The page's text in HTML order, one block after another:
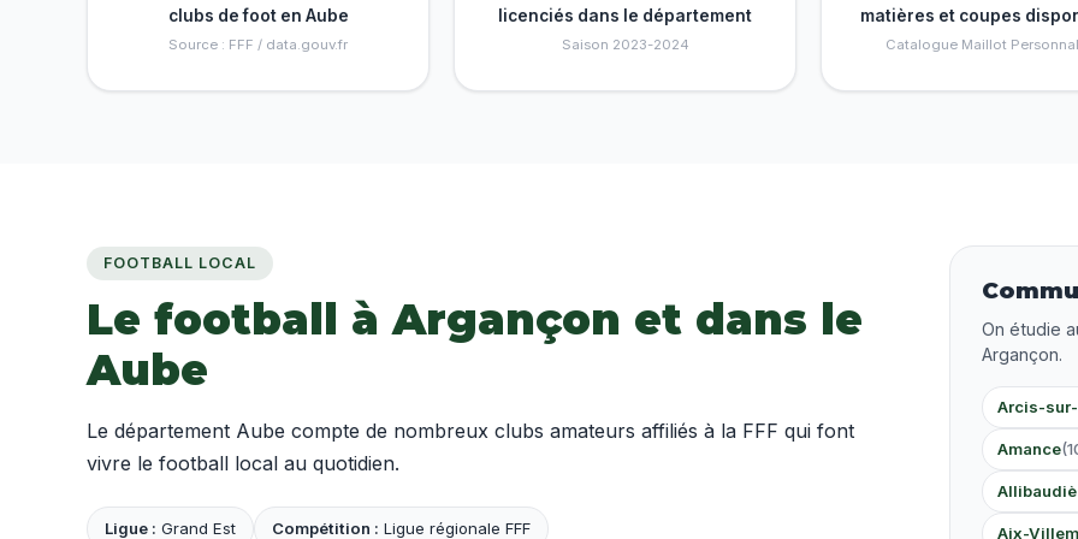
clubs de foot en Aube
Source : FFF / data.gouv.fr
licenciés dans le département
Saison 2023-2024
matières et coupes
Catalogue Maillot
FOOTBALL LOCAL
Le football à Argançon et dans le
Aube
Le département Aube compte de nombreux clubs amateurs affiliés à la FFF qui font
vivre le football local au quotidien.
Ligue : Grand Est Compétition : Ligue régionale FFF
On étudie
Argançon.
Arcis-
Amance
Aix-